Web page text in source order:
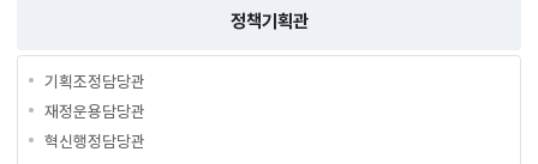
정책기획관
기획조정담당관
재정운용담당관
혁신행정담당관